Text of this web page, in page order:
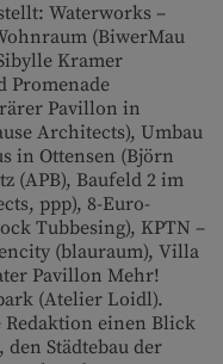
Waterworks –
(BiwerMau
Kramer
Promenade
Pavillon in
Architects), Umbau
in Ottensen (Björn
(APB), Baufeld 2 im
ppp), 8-Euro-
Tubbesing), KPTN –
(blauraum), Villa
Pavillon Mehr!
(Atelier Loidl).
einen Blick
Städtebau der